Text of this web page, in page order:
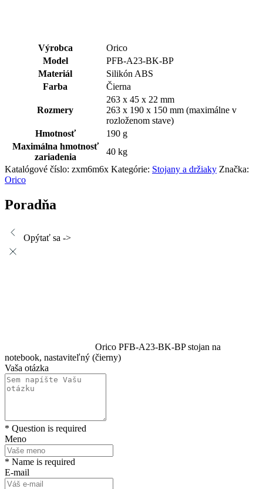
Výrobca
Orico
Model
PFB-A23-BK-BP
Materiál
Silikón ABS
Farba
Čierna
Rozmery
263 x 45 x 22 mm
263 x 190 x 150 mm (maximálne v
rozloženom stave)
Hmotnosť
190 g
Maximálna hmotnosť
zariadenia
40 kg
Katalógové číslo: zxm6m6x Kategórie: Stojany a držiaky Značka:
Orico
Poradňa
Opýtať sa ->
Orico PFB-A23-BK-BP stojan na
notebook, nastaviteľný (čierny)
Vaša otázka
* Question is required
Meno
* Name is required
E-mail